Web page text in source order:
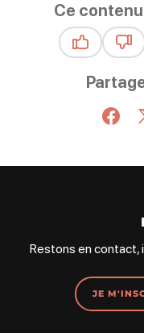
Ce
Restons en
JE